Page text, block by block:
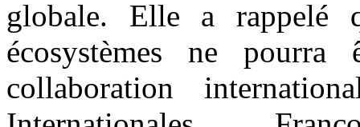
globale. Elle a rappelé
écosystèmes ne
collaboration